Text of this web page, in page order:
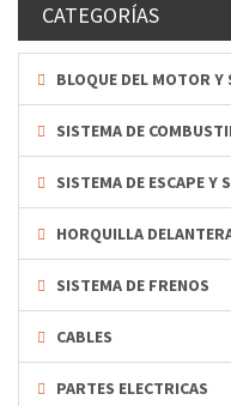
CATEGORÍAS
BLOQUE DEL MOTOR Y
SISTEMA DE
SISTEMA DE ESCAPE Y
HORQUILLA
SISTEMA DE FRENOS
CABLES
PARTES ELECTRICAS